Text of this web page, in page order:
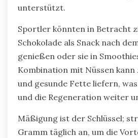
unterstützt.
Sportler könnten in Betracht
Schokolade als Snack nach
genießen oder sie in
Kombination mit Nüssen
und gesunde Fette liefern,
und die Regeneration weiter
Mäßigung ist der Schlüssel;
Gramm täglich an, um die